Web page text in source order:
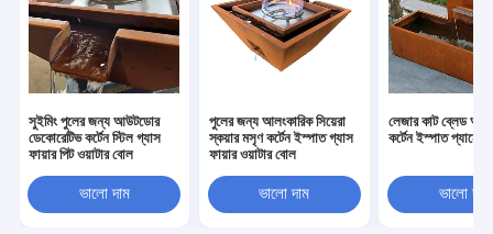
সুইমিং পুলের জন্য আউটডোর
ডেকোরেটিভ কর্টেন স্টিল গ্যাস
ফায়ার পিট ওয়াটার বোল
ভালো দাম
পুলের জন্য আলংকারিক সিয়েরা
স্কয়ার মসৃণ কর্টেন ইস্পাত গ্যাস
ফায়ার ওয়াটার বোল
ভালো দাম
লেজার কাট ব্লেড
কর্টেন ইস্পাত প্যানেল
ভালো দাম